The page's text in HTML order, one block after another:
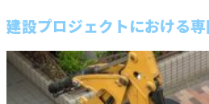
建設プロジェクトにおける